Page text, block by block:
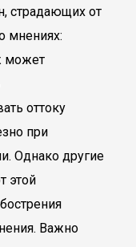
страдающих от
мнениях:
может
оттоку
при
Однако другие
этой
Важно